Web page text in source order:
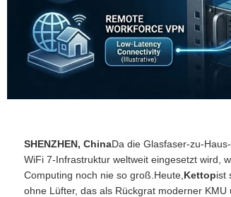
SHENZHEN, ChinaDa die Glasfaser-zu-
WiFi 7-Infrastruktur weltweit eingesetzt wird,
Computing noch nie so groß.Heute, Kettopist
ohne Lüfter, das als Rückgrat moderner